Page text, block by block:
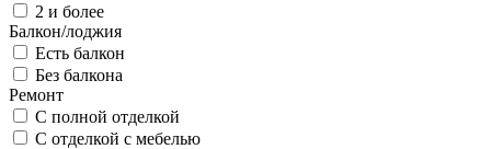
2 и более
Балкон/лоджия
Есть балкон
Без балкона
Ремонт
С полной отделкой
С отделкой с мебелью